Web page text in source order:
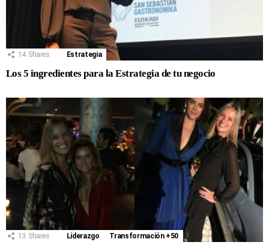
14 Shares Estrategia
Los 5 ingredientes para la Estrategia de tu negocio
13 Shares Liderazgo Transformación +50